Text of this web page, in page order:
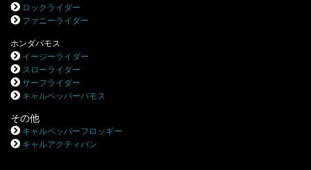
ロックライダー
ファニーライダー
ホンダバモス
イージーライダー
スローライダー
サーフライダー
キャルペッパーバモス
その他
キャルペッパーフロッギー
キャルアクティバン